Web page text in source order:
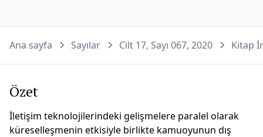
Ana sayfa Sayılar Cilt 17, Sayı 067, 2020 Kitap
Özet
İletişim teknolojilerindeki gelişmelere paralel olarak
küreselleşmenin etkisiyle birlikte kamuoyunun dış